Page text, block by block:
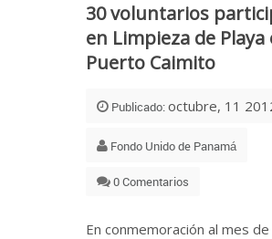
30 voluntarios
en Limpieza de Playa
Puerto Caimito
Publicado: octubre, 11
Fondo Unido de Panamá
0 Comentarios
En conmemoración al mes